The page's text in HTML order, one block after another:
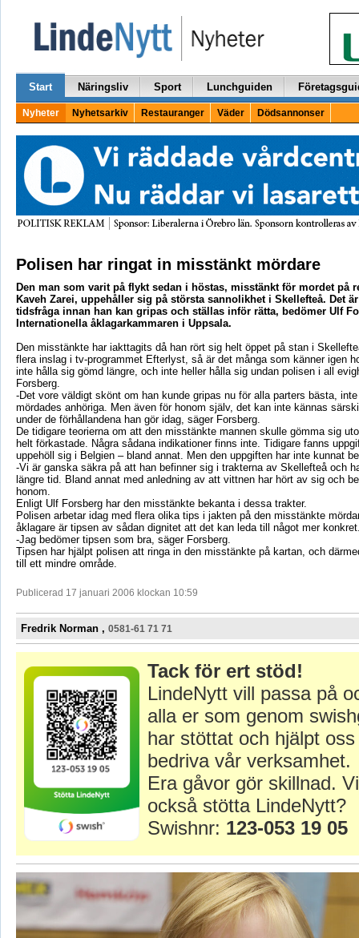
Start Näringsliv Sport Lunchguiden
Nyheter Nyhetsarkiv Restauranger Väder Dödsannonser
Polisen har ringat in misstänkt mördare
Den man som varit på flykt sedan i höstas, misstänkt för mordet på
Kaveh Zarei, uppehåller sig på största sannolikhet i Skellefteå. Det
tidsfråga innan han kan gripas och ställas inför rätta, bedömer Ulf
Internationella åklagarkammaren i Uppsala.
Den misstänkte har iakttagits då han rört sig helt öppet på stan i
flera inslag i tv-programmet Efterlyst, så är det många som känner igen
inte hålla sig gömd längre, och inte heller hålla sig undan polisen i all
Forsberg.
-Det vore väldigt skönt om han kunde gripas nu för alla parters bästa,
mördades anhöriga. Men även för honom själv, det kan inte kännas
under de förhållandena han gör idag, säger Forsberg.
De tidigare teorierna om att den misstänkte mannen skulle gömma sig
helt förkastade. Några sådana indikationer finns inte. Tidigare fanns
uppehöll sig i Belgien – bland annat. Men den uppgiften har inte kunnat
-Vi är ganska säkra på att han befinner sig i trakterna av Skellefteå och
längre tid. Bland annat med anledning av att vittnen har hört av sig och
honom.
Enligt Ulf Forsberg har den misstänkte bekanta i dessa trakter.
Polisen arbetar idag med flera olika tips i jakten på den misstänkte
åklagare är tipsen av sådan dignitet att det kan leda till något mer
-Jag bedömer tipsen som bra, säger Forsberg.
Tipsen har hjälpt polisen att ringa in den misstänkte på kartan, och
till ett mindre område.
Publicerad 17 januari 2006 klockan 10:59
Fredrik Norman , 0581-61 71 71
Tack för ert stöd!
LindeNytt vill passa på
alla er som genom
har stöttat och hjälpt
bedriva vår verksamhet.
Era gåvor gör skillnad.
också stötta LindeNytt?
Swishnr: 123-053 19 05